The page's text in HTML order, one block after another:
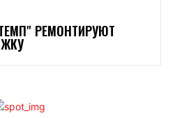
РЕМОНТИРУЮТ